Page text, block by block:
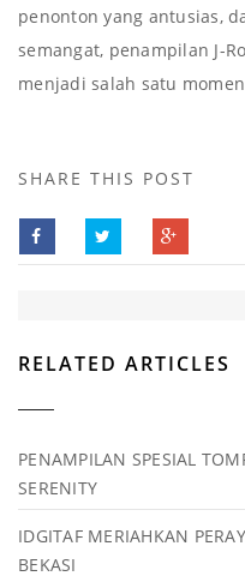
penonton yang antusias,
semangat, penampilan J-
menjadi salah satu
SHARE THIS POST
RELATED ARTICLES
PENAMPILAN SPESIAL
SERENITY
IDGITAF MERIAHKAN
BEKASI